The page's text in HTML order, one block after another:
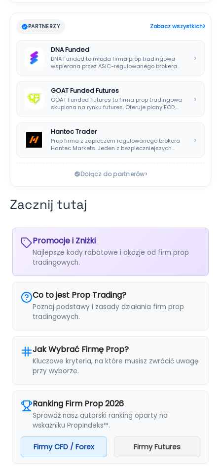
PARTNERZY Zobacz wszystkich›
DNA Funded
DNA Funded to młoda firma prop tradingowa
wspierana przez ASIC-regulowanego brokera
›
GOAT Funded Futures
GOAT Funded Futures to firma prop tradingowa
skupiona na rynku futures. Oferuje plany EOD,…
›
Hantec Trader
Prop firma z zapleczem regulowanego brokera
Hantec Markets. Jeden z bezpieczniejszych
›
Dołącz do partnerów›
Zacznij tutaj
Promocje i Zniżki
Najlepsze kody rabatowe i okazje od firm prop
tradingowych.
Co to jest Prop Trading?
Poznaj podstawy i zasady działania firm prop
tradingowych.
Jak Wybrać Firmę Prop?
Kluczowe kryteria, na które musisz zwrócić uwagę
przy wyborze.
Ranking Firm Prop 2026
Sprawdź nasz autorski ranking oparty na
wskaźniku PropIndeks™.
Firmy CFD / Forex Firmy Futures